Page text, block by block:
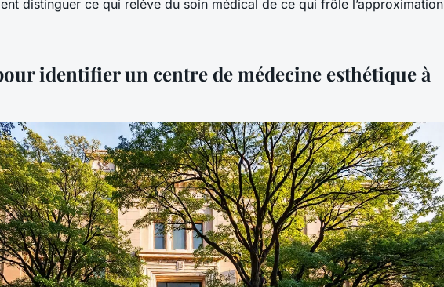
distinguer ce qui relève du soin médical de ce qui frôle l’approximation
identifier un centre de médecine esthétique à